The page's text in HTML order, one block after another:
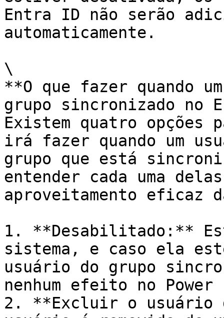
Entra ID não serão
automaticamente.
\
**O que fazer quando
grupo sincronizado no
Existem quatro
irá fazer quando um
grupo que está
entender cada uma
aproveitamento eficaz
1. **Desabilitado:**
sistema, e caso ela
usuário do grupo
nenhum efeito no Power
2. **Excluir o usuário